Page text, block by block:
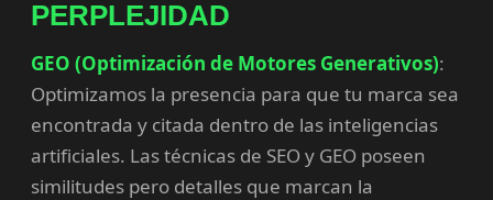
PERPLEJIDAD
GEO (Optimización de Motores Generativos):
Optimizamos la presencia para que tu marca sea
encontrada y citada dentro de las inteligencias
artificiales. Las técnicas de SEO y GEO poseen
similitudes pero detalles que marcan la